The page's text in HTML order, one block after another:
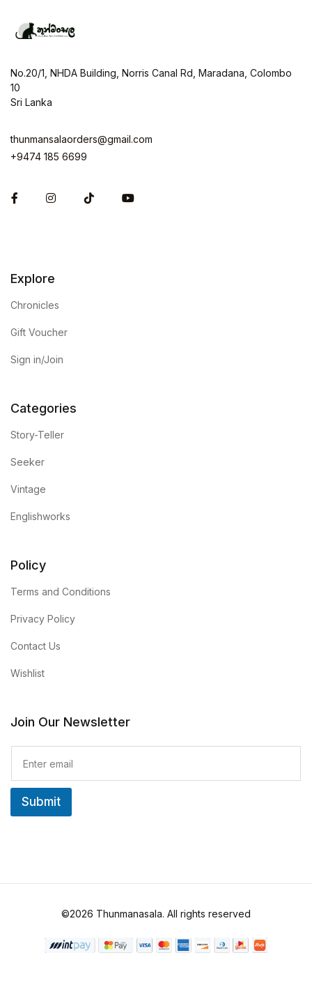
No.20/1, NHDA Building, Norris Canal Rd, Maradana, Colombo
10
Sri Lanka
thunmansalaorders@gmail.com
+9474 185 6699
FacebookInstagram
Explore
Chronicles
Gift Voucher
Sign in/Join
Categories
Story-Teller
Seeker
Vintage
Englishworks
Policy
Terms and Conditions
Privacy Policy
Contact Us
Wishlist
Join Our Newsletter
a
i
*
Submit
©2026 Thunmanasala. All rights reserved